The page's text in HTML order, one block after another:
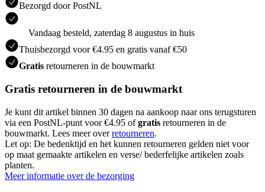
Bezorgd door PostNL
Vandaag besteld, zaterdag 8 augustus in huis
Thuisbezorgd voor €4.95 en gratis vanaf €50
Gratis retourneren in de bouwmarkt
Gratis retourneren in de bouwmarkt
Je kunt dit artikel binnen 30 dagen na aankoop naar ons terugsturen
via een PostNL-punt voor €4.95 ofgratis retourneren in de
bouwmarkt. Lees meer overretourneren.
Let op: De bedenktijd en het kunnen retourneren gelden niet voor
op maat gemaakte artikelen en verse/ bederfelijke artikelen zoals
planten.
Meer informatie over de bezorging